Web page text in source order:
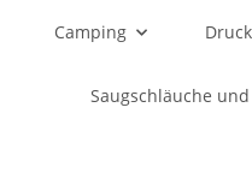
Camping
Saugschläuche